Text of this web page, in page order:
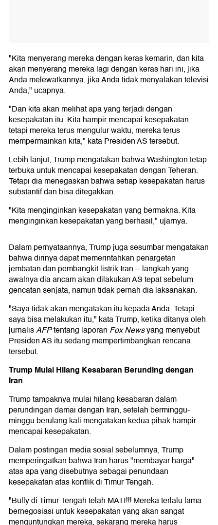
"Kita menyerang mereka dengan keras kemarin, dan kita
akan menyerang mereka lagi dengan keras hari ini, jika
Anda melewatkannya, jika Anda tidak menyalakan televisi
Anda," ucapnya.
"Dan kita akan melihat apa yang terjadi dengan
kesepakatan itu. Kita hampir mencapai kesepakatan,
tetapi mereka terus mengulur waktu, mereka terus
mempermainkan kita," kata Presiden AS tersebut.
Lebih lanjut, Trump mengatakan bahwa Washington tetap
terbuka untuk mencapai kesepakatan dengan Teheran.
Tetapi dia menegaskan bahwa setiap kesepakatan harus
substantif dan bisa ditegakkan.
"Kita menginginkan kesepakatan yang bermakna. Kita
menginginkan kesepakatan yang berhasil," ujarnya.
Dalam pernyataannya, Trump juga sesumbar mengatakan
bahwa dirinya dapat memerintahkan penargetan
jembatan dan pembangkit listrik Iran -- langkah yang
awalnya dia ancam akan dilakukan AS tepat sebelum
gencatan senjata, namun tidak pernah dia laksanakan.
"Saya tidak akan mengatakan itu kepada Anda. Tetapi
saya bisa melakukan itu," kata Trump, ketika ditanya oleh
jurnalisAFPtentang laporan Fox Newsyang menyebut
Presiden AS itu sedang mempertimbangkan rencana
tersebut.
Trump Mulai Hilang Kesabaran Berunding dengan
Iran
Trump tampaknya mulai hilang kesabaran dalam
perundingan damai dengan Iran, setelah berminggu-
minggu berulang kali mengatakan kedua pihak hampir
mencapai kesepakatan.
Dalam postingan media sosial sebelumnya, Trump
memperingatkan bahwa Iran harus "membayar harga"
atas apa yang disebutnya sebagai penundaan
kesepakatan atas konflik di Timur Tengah.
"Bully di Timur Tengah telah MATI!!! Mereka terlalu lama
bernegosiasi untuk kesepakatan yang akan sangat
menguntungkan mereka, sekarang mereka harus